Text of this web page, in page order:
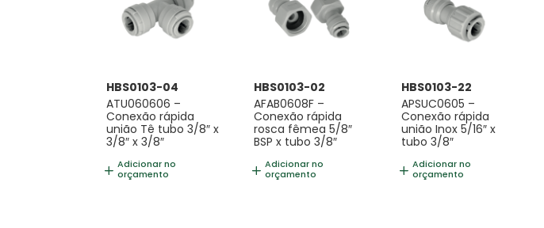
HBS0103-04
ATU060606 –
Conexão rápida
união Tê tubo 3/8″ x
3/8″ x 3/8″
Adicionar no
orçamento
HBS0103-02
AFAB0608F –
Conexão rápida
rosca fêmea 5/8″
BSP x tubo 3/8″
Adicionar no
orçamento
HBS0103-22
APSUC0605 –
Conexão rápida
união Inox 5/16″ x
tubo 3/8″
Adicionar no
orçamento